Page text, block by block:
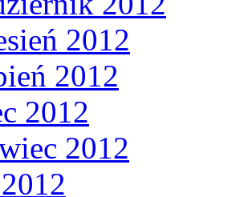
2012
2012
2012
2012